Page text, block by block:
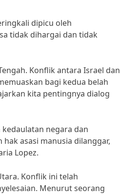
dipicu oleh
tidak dihargai dan tidak
Konflik antara Israel dan
bagi kedua belah
kita pentingnya dialog
negara dan
asasi manusia dilanggar,
Lopez.
Konflik ini telah
Menurut seorang